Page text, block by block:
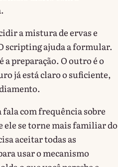
a mistura de ervas e
scripting ajuda a formular.
a preparação. O outro é o
já está claro o suficiente,
fala com frequência sobre
ele se torne mais familiar do
aceitar todas as
usar o mecanismo